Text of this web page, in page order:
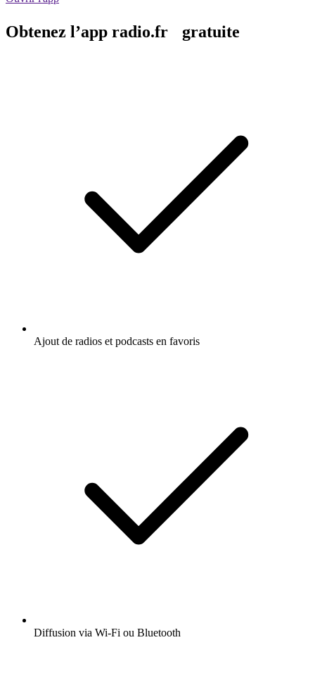
Obtenez l’app radio.fr gratuite
Ajout de radios et podcasts en favoris
Diffusion via Wi-Fi ou Bluetooth